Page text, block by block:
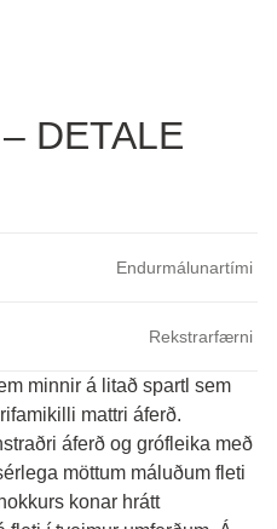
DETALE
Endurmálunartími
Rekstrarfærni
minnir á litað spartl sem
mattri áferð.
áferð og grófleika með
möttum máluðum fleti
konar hrátt